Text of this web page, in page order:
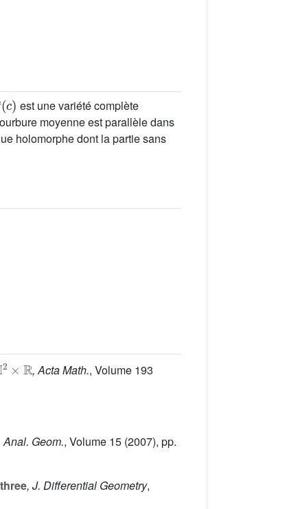
(c)
est une variété complète
moyenne est parallèle dans
holomorphe dont la partie sans
2×R
, Acta Math., Volume 193
Anal. Geom., Volume 15 (2007), pp.
, J. Differential Geometry,